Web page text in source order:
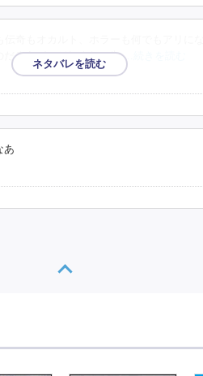
だろうが、どれくらい先 …続きを読む
あ